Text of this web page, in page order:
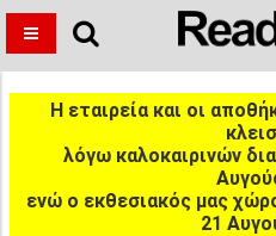
Η εταιρεία και οι
λόγω καλοκαιρινών
ενώ ο εκθεσιακός μας
21